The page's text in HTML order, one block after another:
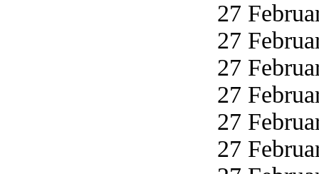
27
27
27
27
27
27